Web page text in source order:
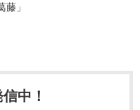
藤」
中！